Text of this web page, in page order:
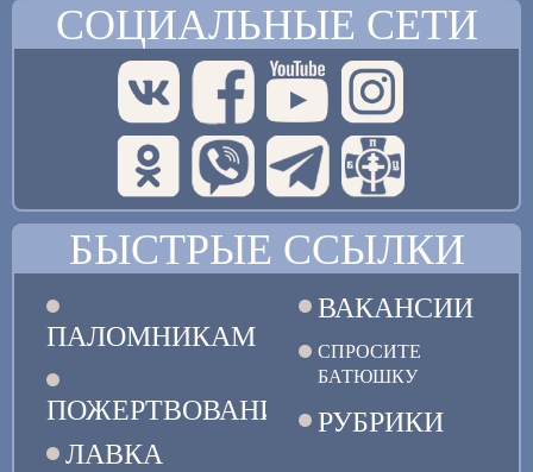
СОЦИАЛЬНЫЕ СЕТИ
БЫСТРЫЕ ССЫЛКИ
ПАЛОМНИКАМ
ПОЖЕРТВОВАНИЯ
ЛАВКА
ВАКАНСИИ
СПРОСИТЕ
БАТЮШКУ
РУБРИКИ